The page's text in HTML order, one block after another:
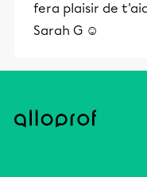
fera plaisir de
Sarah G ☺